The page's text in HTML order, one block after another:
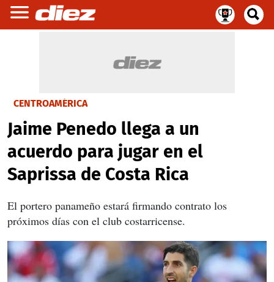
CENTROAMÉRICA
Jaime Penedo llega a un
acuerdo para jugar en el
Saprissa de Costa Rica
El portero panameño estará firmando contrato los
próximos días con el club costarricense.